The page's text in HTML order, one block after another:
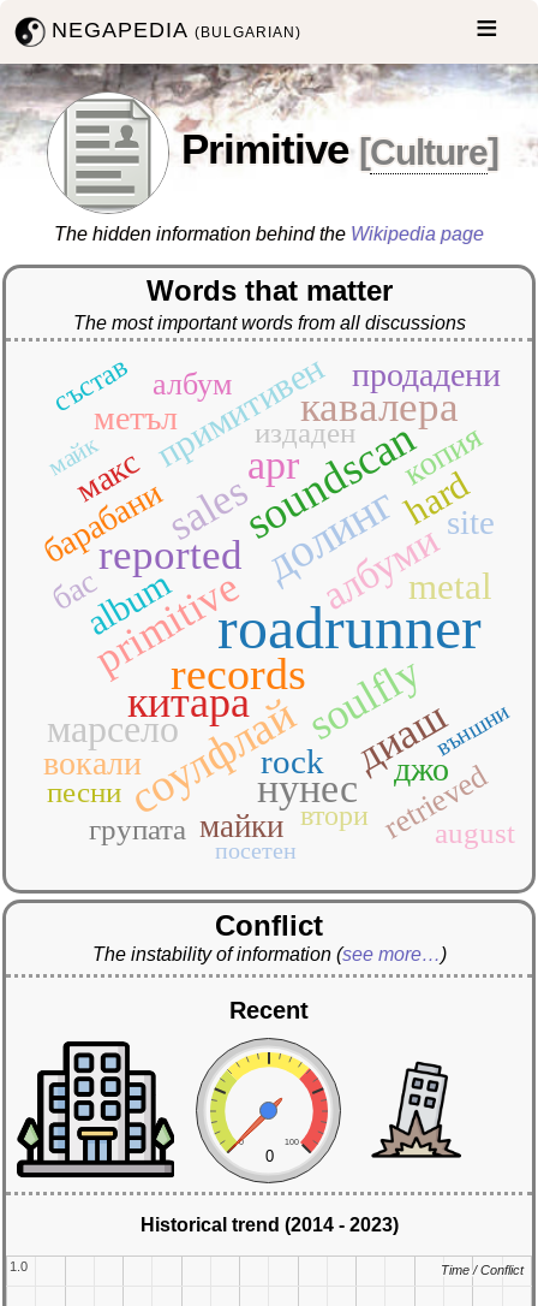
NEGAPEDIA(BULGARIAN)
Primitive [Culture]
The hidden information behind the Wikipedia page
Words that matter
The most important words from all discussions
roadrunner
долинг
records
соулфлай
soundscan
soulfly
китара
primitive
reported
sales
диаш
кавалера
apr
албуми
нунес
марсело
hard
metal
album
примитивен
rock
site
барабани
вокали джо
копия
макс
метъл
продадени
бас
майки retrieved
албум
august
групата
издаден
песни
втори
състав
майк
външни
посетен
Conflict
The instability of information (see more…)
Recent
0 100
0
Historical trend (2014 - 2023)
1.0
1.0 Time / Conflict
Time / Conflict